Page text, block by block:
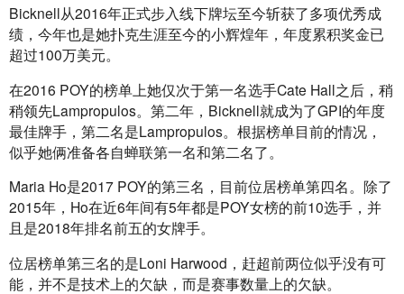
Bicknell从2016年正式步入线下牌坛至今斩获了多项优秀成
绩，今年也是她扑克生涯至今的小辉煌年，年度累积奖金已
超过100万美元。
在2016 POY的榜单上她仅次于第一名选手Cate Hall之后，稍
稍领先Lampropulos。第二年，Bicknell就成为了GPI的年度
最佳牌手，第二名是Lampropulos。根据榜单目前的情况，
似乎她俩准备各自蝉联第一名和第二名了。
Maria Ho是2017 POY的第三名，目前位居榜单第四名。除了
2015年，Ho在近6年间有5年都是POY女榜的前10选手，并
且是2018年排名前五的女牌手。
位居榜单第三名的是Loni Harwood，赶超前两位似乎没有可
能，并不是技术上的欠缺，而是赛事数量上的欠缺。